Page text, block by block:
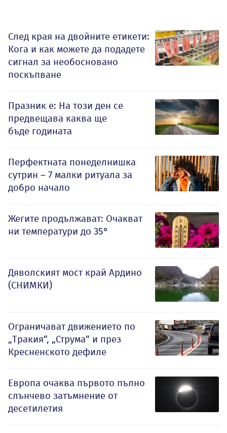
След края на двойните етикети:
Кога и как можете да подадете
сигнал за необосновано
поскъпване
Празник е: На този ден се
предвещава каква ще
бъде годината
Перфектната понеделнишка
сутрин – 7 малки ритуала за
добро начало
Жегите продължават: Очакват
ни температури до 35°
Дяволският мост край Ардино
(СНИМКИ)
Ограничават движението по
„Тракия“, „Струма“ и през
Кресненското дефиле
Европа очаква първото пълно
слънчево затъмнение от
десетилетия